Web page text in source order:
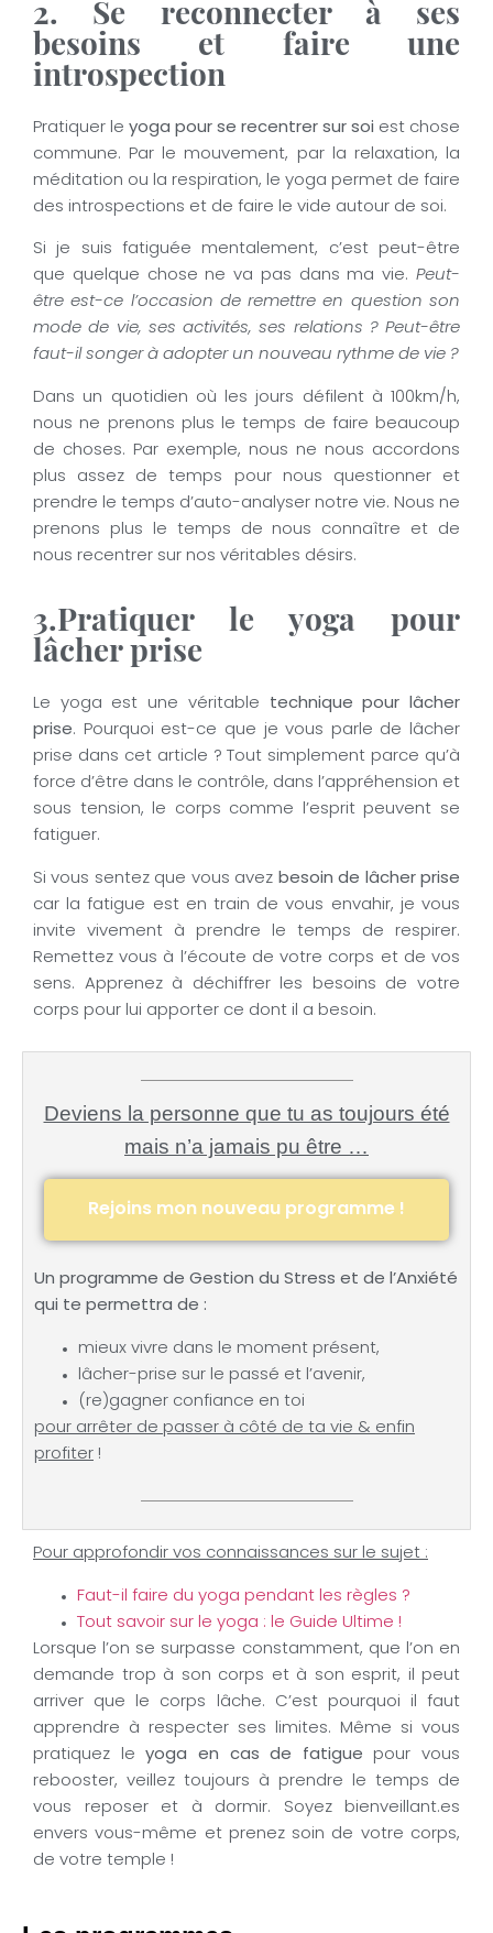
2. Se reconnecter à ses
besoins et faire une
introspection
Pratiquer le yoga pour se recentrer sur soi est chose
commune. Par le mouvement, par la relaxation, la
méditation ou la respiration, le yoga permet de faire
des introspections et de faire le vide autour de soi.
Si je suis fatiguée mentalement, c’est peut-être
que quelque chose ne va pas dans ma vie. Peut-
être est-ce l’occasion de remettre en question son
mode de vie, ses activités, ses relations ? Peut-être
faut-il songer à adopter un nouveau rythme de vie ?
Dans un quotidien où les jours défilent à 100km/h,
nous ne prenons plus le temps de faire beaucoup
de choses. Par exemple, nous ne nous accordons
plus assez de temps pour nous questionner et
prendre le temps d’auto-analyser notre vie. Nous ne
prenons plus le temps de nous connaître et de
nous recentrer sur nos véritables désirs.
3.Pratiquer le yoga pour
lâcher prise
Le yoga est une véritable technique pour lâcher
prise. Pourquoi est-ce que je vous parle de lâcher
prise dans cet article ? Tout simplement parce qu’à
force d’être dans le contrôle, dans l’appréhension et
sous tension, le corps comme l’esprit peuvent se
fatiguer.
Si vous sentez que vous avez besoin de lâcher prise
car la fatigue est en train de vous envahir, je vous
invite vivement à prendre le temps de respirer.
Remettez vous à l’écoute de votre corps et de vos
sens. Apprenez à déchiffrer les besoins de votre
corps pour lui apporter ce dont il a besoin.
Deviens la personne que tu as toujours été
mais n’a jamais pu être …
Rejoins mon nouveau programme !
Un programme de Gestion du Stress et de l’Anxiété
qui te permettra de :
mieux vivre dans le moment présent,
lâcher-prise sur le passé et l’avenir,
(re)gagner confiance en toi
pour arrêter de passer à côté de ta vie & enfin
profiter !
Pour approfondir vos connaissances sur le sujet :
Faut-il faire du yoga pendant les règles ?
Tout savoir sur le yoga : le Guide Ultime !
Lorsque l’on se surpasse constamment, que l’on en
demande trop à son corps et à son esprit, il peut
arriver que le corps lâche. C’est pourquoi il faut
apprendre à respecter ses limites. Même si vous
pratiquez leyoga en cas de fatigue pour vous
rebooster, veillez toujours à prendre le temps de
vous reposer et à dormir. Soyez bienveillant.es
envers vous-même et prenez soin de votre corps,
de votre temple !